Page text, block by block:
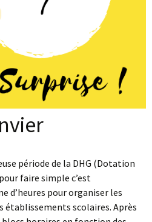
période de la DHG (Dotation
faire simple c’est
d’heures pour organiser les
établissements scolaires. Après